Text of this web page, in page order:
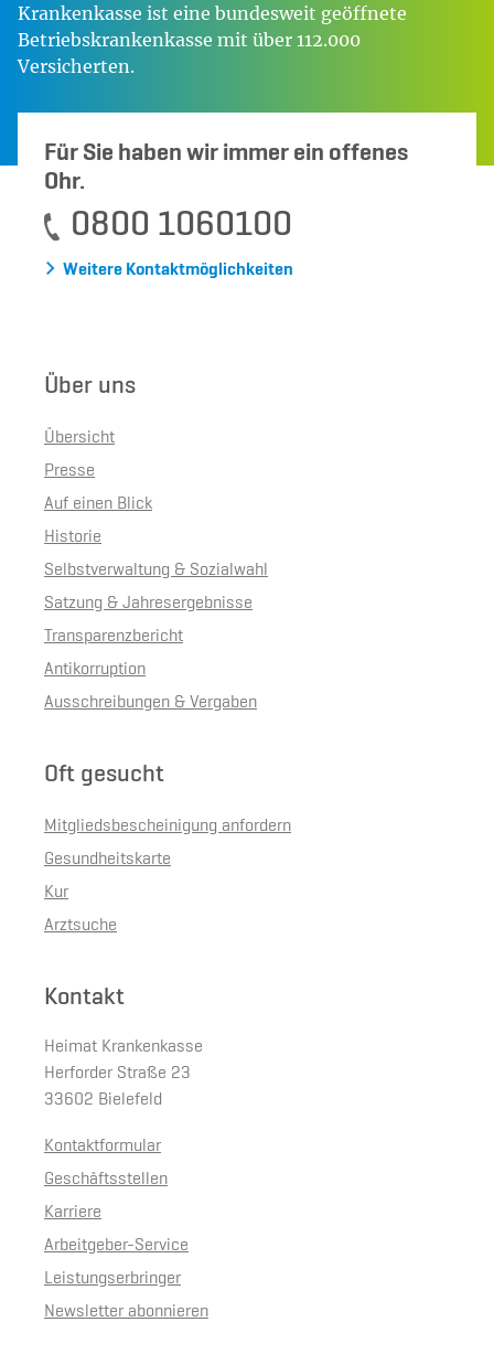
Krankenkasse ist eine bundesweit geöffnete
Betriebskrankenkasse mit über 112.000
Versicherten.
Für Sie haben wir immer ein offenes
Ohr.
0800 1060100
Weitere Kontaktmöglichkeiten
Über uns
Übersicht
Presse
Auf einen Blick
Historie
Selbstverwaltung & Sozialwahl
Satzung & Jahresergebnisse
Transparenzbericht
Antikorruption
Ausschreibungen & Vergaben
Oft gesucht
Mitgliedsbescheinigung anfordern
Gesundheitskarte
Kur
Arztsuche
Kontakt
Heimat Krankenkasse
Herforder Straße 23
33602 Bielefeld
Kontaktformular
Geschäftsstellen
Karriere
Arbeitgeber-Service
Leistungserbringer
Newsletter abonnieren